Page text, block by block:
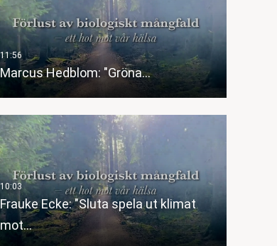
Marcus Hedblom: "Gröna…
Frauke Ecke: "Sluta spela ut klimat
mot…